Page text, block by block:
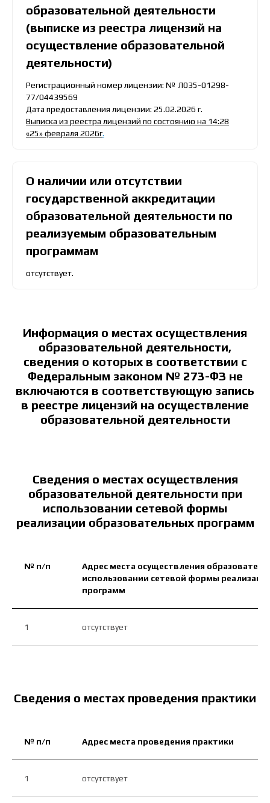
образовательной деятельности
(выписке из реестра лицензий на
осуществление образовательной
деятельности)
Регистрационный номер лицензии: № Л035-01298-
77/04439569
Дата предоставления лицензии: 25.02.2026 г.
Выписка из реестра лицензий по состоянию на 14:28
«25» февраля 2026г.
О наличии или отсутствии
государственной аккредитации
образовательной деятельности по
реализуемым образовательным
программам
отсутствует.
Информация о местах осуществления
образовательной деятельности,
сведения о которых в соответствии с
Федеральным законом № 273-ФЗ не
включаются в соответствующую запись
в реестре лицензий на осуществление
образовательной деятельности
Сведения о местах осуществления
образовательной деятельности при
использовании сетевой формы
реализации образовательных программ
№ п/п
Адрес места осуществления
использовании сетевой формы
программ
1 отсутствует
Сведения о местах проведения практики
№ п/п Адрес места проведения практики
1 отсутствует